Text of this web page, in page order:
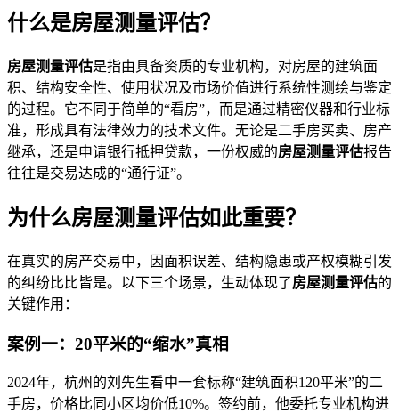
什么是房屋测量评估？
房屋测量评估是指由具备资质的专业机构，对房屋的建筑面
积、结构安全性、使用状况及市场价值进行系统性测绘与鉴定
的过程。它不同于简单的“看房”，而是通过精密仪器和行业标
准，形成具有法律效力的技术文件。无论是二手房买卖、房产
继承，还是申请银行抵押贷款，一份权威的房屋测量评估报告
往往是交易达成的“通行证”。
为什么房屋测量评估如此重要？
在真实的房产交易中，因面积误差、结构隐患或产权模糊引发
的纠纷比比皆是。以下三个场景，生动体现了房屋测量评估的
关键作用：
案例一：20平米的“缩水”真相
2024年，杭州的刘先生看中一套标称“建筑面积120平米”的二
手房，价格比同小区均价低10%。签约前，他委托专业机构进